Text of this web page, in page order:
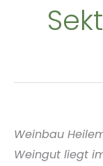
Sekt
Weinbau
Weingut liegt